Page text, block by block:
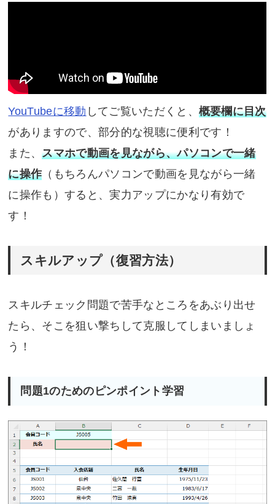
YouTubeに移動 してご覧いただくと、 概要欄に目次
がありますので、部分的な視聴に便利です！
また、スマホで動画を見ながら、パソコンで一緒
に操作 （もちろんパソコンで動画を見ながら一緒
に操作も）すると、実力アップにかなり有効で
す！
スキルアップ（復習方法）
スキルチェック問題で苦手なところをあぶり出せ
たら、そこを狙い撃ちして克服してしまいましょ
う！
問題1のためのピンポイント学習